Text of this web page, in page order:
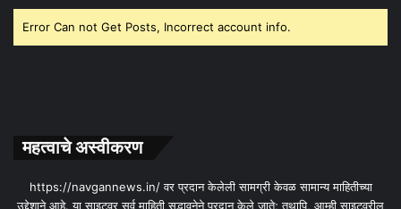
Error Can not Get Posts, Incorrect account info.
महत्वाचे अस्वीकरण
https://navgannews.in/ वर प्रदान केलेली सामग्री केवळ सामान्य माहितीच्या
उद्देशाने आहे. या साइटवर सर्व माहिती सद्भावनेने प्रदान केले जाते; तथापि, आम्ही साइटवरील